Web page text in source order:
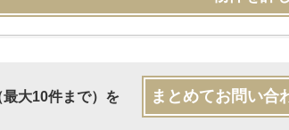
大10件まで）を まとめてお問い合